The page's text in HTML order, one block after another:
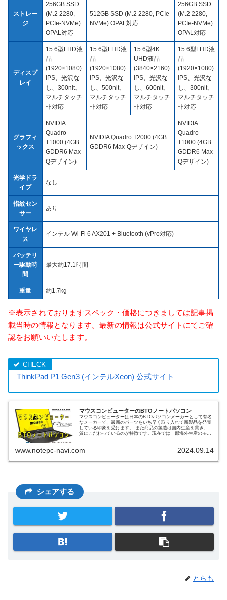
ストレー
ジ
256GB SSD
(M.2 2280,
PCIe-NVMe)
OPAL対応
512GB SSD (M.2 2280, PCIe-
NVMe) OPAL対応
256GB SSD
(M.2 2280,
PCIe-NVMe)
OPAL対応
ディスプ
レイ
15.6型FHD液
晶
(1920×1080)
IPS、光沢な
し、300nit、
マルチタッチ
非対応
15.6型FHD液
晶
(1920×1080)
IPS、光沢な
し、500nit、
マルチタッチ
非対応
15.6型4K
UHD液晶
(3840×2160)
IPS、光沢な
し、600nit、
マルチタッチ
非対応
15.6型FHD液
晶
(1920×1080)
IPS、光沢な
し、300nit、
マルチタッチ
非対応
グラフィ
ックス
NVIDIA
Quadro
T1000 (4GB
GDDR6 Max-
Qデザイン)
NVIDIA Quadro T2000 (4GB
GDDR6 Max-Qデザイン)
NVIDIA
Quadro
T1000 (4GB
GDDR6 Max-
Qデザイン)
光学ドラ
イブ
なし
指紋セン
サー
あり
ワイヤレ
ス
インテル Wi-Fi 6 AX201 + Bluetooth (vPro対応)
バッテリ
ー駆動時
間
最大約17.1時間
重量 約1.7kg
※表示されておりますスペック・価格につきましては記事掲
載当時の情報となります。最新の情報は公式サイトにてご確
認をお願いいたします。
ThinkPad P1 Gen3 (インテルXeon) 公式サイト
マウスコンピューターのBTOノートパソコン
マウスコンピューターは日本のBTOパソコンメーカーとして有名
なメーカーで、最新のパーツをいち早く取り入れて新製品を発売
している印象を受けます。 また商品の製造は国内生産を貫き、品
質にこだわっているのが特徴です。現在では一部海外生産のモ...
www.notepc-navi.com 2024.09.14
シェアする
とらも